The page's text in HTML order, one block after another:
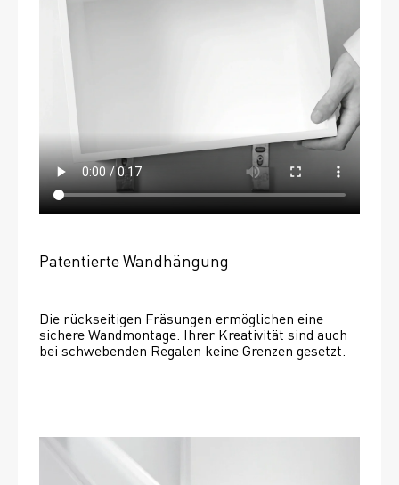
Patentierte Wandhängung
Die rückseitigen Fräsungen ermöglichen eine
sichere Wandmontage. Ihrer Kreativität sind auch
bei schwebenden Regalen keine Grenzen gesetzt.